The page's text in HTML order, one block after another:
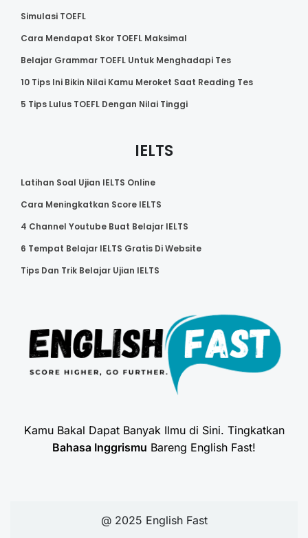
Simulasi TOEFL
Cara Mendapat Skor TOEFL Maksimal
Belajar Grammar TOEFL Untuk Menghadapi Tes
10 Tips Ini Bikin Nilai Kamu Meroket Saat Reading Tes
5 Tips Lulus TOEFL Dengan Nilai Tinggi
IELTS
Latihan Soal Ujian IELTS Online
Cara Meningkatkan Score IELTS
4 Channel Youtube Buat Belajar IELTS
6 Tempat Belajar IELTS Gratis Di Website
Tips Dan Trik Belajar Ujian IELTS
Kamu Bakal Dapat Banyak Ilmu di Sini. Tingkatkan
Bahasa Inggrismu Bareng English Fast!
@ 2025 English Fast